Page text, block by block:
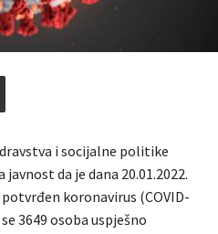
i socijalne politike
da je dana 20.01.2022.
koronavirus (COVID-
3649 osoba uspješno